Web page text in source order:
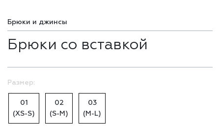
Брюки и джинсы
Брюки со вставкой
Размер:
01
(XS-S)
02
(S-M)
03
(M-L)